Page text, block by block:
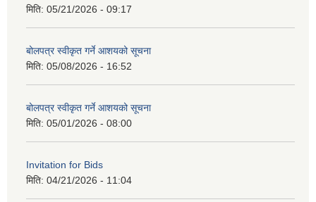
मिति: 05/21/2026 - 09:17
बोलपत्र स्वीकृत गर्ने आशयको सूचना
मिति: 05/08/2026 - 16:52
बोलपत्र स्वीकृत गर्ने आशयको सूचना
मिति: 05/01/2026 - 08:00
Invitation for Bids
मिति: 04/21/2026 - 11:04